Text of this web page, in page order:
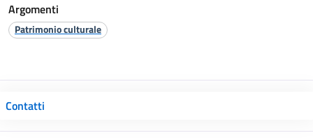
Argomenti
Patrimonio culturale
Contatti